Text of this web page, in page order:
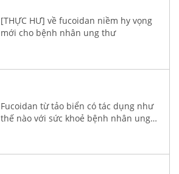
[THỰC HƯ] về fucoidan niềm hy vọng
mới cho bệnh nhân ung thư
Fucoidan từ tảo biển có tác dụng như
thế nào với sức khoẻ bệnh nhân ung